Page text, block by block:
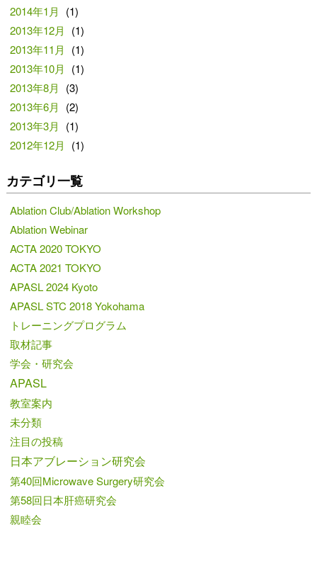
2014年1月
(1)
2013年12月
(1)
2013年11月
(1)
2013年10月
(1)
2013年8月
(3)
2013年6月
(2)
2013年3月
(1)
2012年12月
(1)
カテゴリ一覧
Ablation Club/Ablation Workshop
Ablation Webinar
ACTA 2020 TOKYO
ACTA 2021 TOKYO
APASL 2024 Kyoto
APASL STC 2018 Yokohama
トレーニングプログラム
取材記事
学会・研究会
APASL
教室案内
未分類
注目の投稿
日本アブレーション研究会
第40回Microwave Surgery研究会
第58回日本肝癌研究会
親睦会